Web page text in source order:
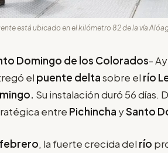
está ubicado en el kilómetro 82 de la vía
Domingo de los Colorados-
el puente deltasobre el río
Su instalación duró 56 días.
entre Pichincha ySanto
febrero, la fuerte crecida del río